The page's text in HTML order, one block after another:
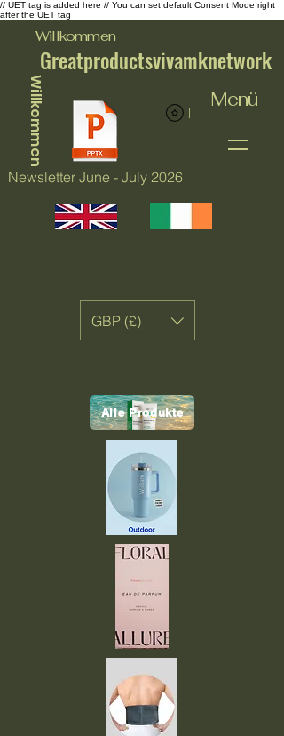
// UET tag is added here // You can set default Consent Mode right
after the UET tag
Willkommen
Newsletter June - July 2026
Greatproductsvivamknetwork
Menü
Willkommen
GBP (£)
Alle Produkte